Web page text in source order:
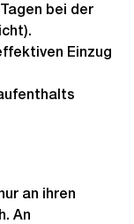
bei der
Einzug
an ihren
An